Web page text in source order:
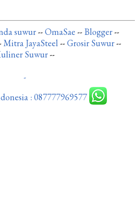
suwur--OmaSae -- Blogger--
Mitra JayaSteel --Grosir Suwur--
Suwur--
-
: 087777969577